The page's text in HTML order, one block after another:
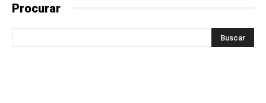
Procurar